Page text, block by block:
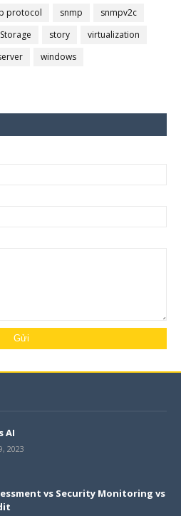
protocol snmp
snmpv2c
Storage story
virtualization
windows
AI
2023
vs Security Monitoring vs